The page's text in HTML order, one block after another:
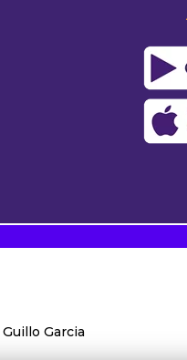
Guillo Garcia